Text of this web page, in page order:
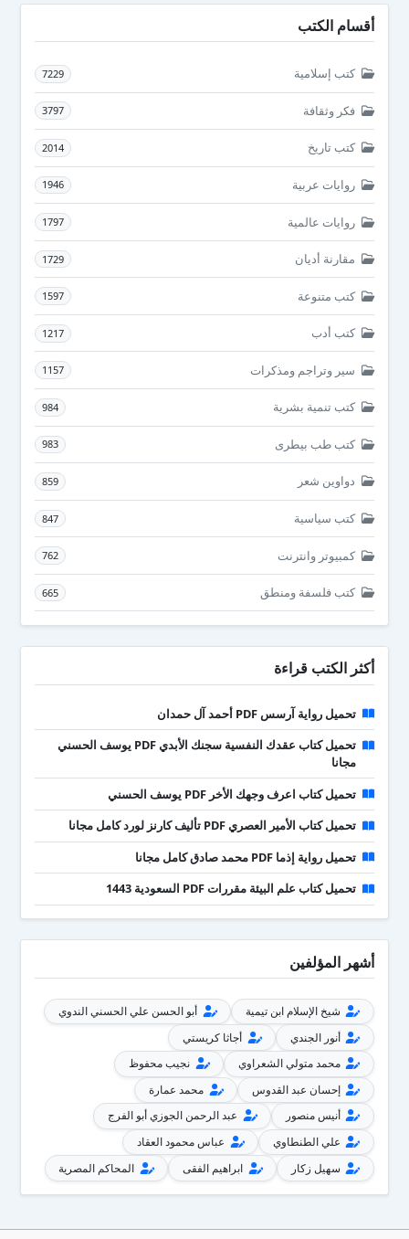
أقسام الكتب
كتب إسلامية 7229
فكر وثقافة 3797
كتب تاريخ 2014
روايات عربية 1946
روايات عالمية 1797
مقارنة أديان 1729
كتب متنوعة 1597
كتب أدب 1217
سير وتراجم ومذكرات 1157
كتب تنمية بشرية 984
كتب طب بيطرى 983
دواوين شعر 859
كتب سياسية 847
كمبيوتر وانترنت 762
كتب فلسفة ومنطق 665
أكثر الكتب قراءة
تحميل رواية آرسس PDF أحمد آل حمدان
تحميل كتاب عقدك النفسية سجنك الأبدي PDF يوسف الحسني
مجانا
تحميل كتاب اعرف وجهك الأخر PDF يوسف الحسني
تحميل كتاب الأمير العصري PDF تأليف كارنز لورد كامل مجانا
تحميل رواية إذما PDF محمد صادق كامل مجانا
تحميل كتاب علم البيئة مقررات PDF السعودية 1443
أشهر المؤلفين
شيخ الإسلام ابن تيمية
أبو الحسن علي الحسني الندوي
أنور الجندي
أجاثا كريستي
محمد متولي الشعراوي
نجيب محفوظ
إحسان عبد القدوس
محمد عمارة
أنيس منصور
عبد الرحمن الجوزي أبو الفرج
علي الطنطاوي
عباس محمود العقاد
سهيل زكار
ابراهيم الفقى المحاكم المصرية